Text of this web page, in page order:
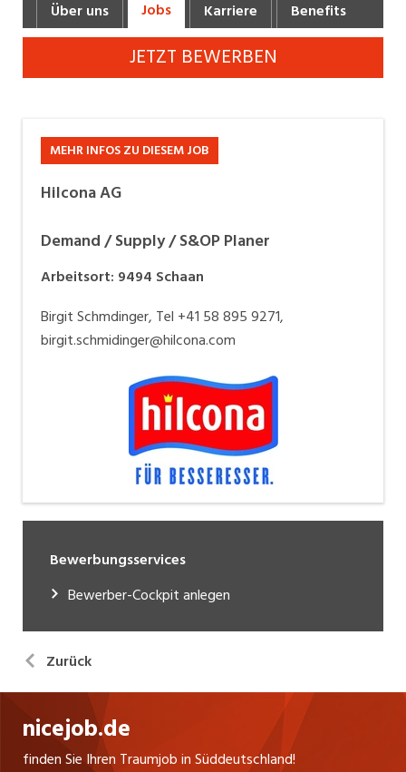
Industrie, Maschinenbau, Anlagenbau,
Produktion
Informatik, Telekommunikation
Körperpflege, Wellness
Marketing, Kommunikation, Medien, Druck
Aussendienst
Sicherheit, Rettung, Polizei, Zoll
Über uns Jobs Karriere Benefits
JETZT BEWERBEN
MEHR INFOS ZU DIESEM JOB
Hilcona AG
Demand / Supply / S&OP Planer
Arbeitsort: 9494 Schaan
Birgit Schmdinger, Tel +41 58 895 9271,
birgit.schmidinger@hilcona.com
Bewerbungsservices
Bewerber-Cockpit anlegen
Zurück
nicejob.de
finden Sie Ihren Traumjob in Süddeutschland!